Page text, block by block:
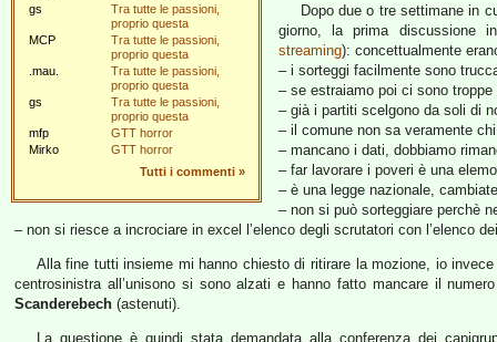
gs
Tra tutte le passioni,
proprio questa
MCP
Tra tutte le passioni,
proprio questa
.mau.
Tra tutte le passioni,
proprio questa
gs
Tra tutte le passioni,
proprio questa
mfp
GTT horror
Mirko
GTT horror
Tutti i commenti »
Dopo due o tre settimane in
giorno, la prima discussione
streaming): concettualmente
– i sorteggi facilmente sono
– se estraiamo poi ci sono troppe
– già i partiti scelgono da soli di
– il comune non sa veramente
– mancano i dati, dobbiamo
– far lavorare i poveri è una
– è una legge nazionale,
– non si può sorteggiare perchè
– non si riesce a incrociare in excel l’elenco degli scrutatori con l’elenco
Alla fine tutti insieme mi hanno chiesto di ritirare la mozione, io
centrosinistra all’unisono si sono alzati e hanno fatto mancare il
Scanderebech (astenuti).
La questione è quindi stata demandata alla conferenza dei